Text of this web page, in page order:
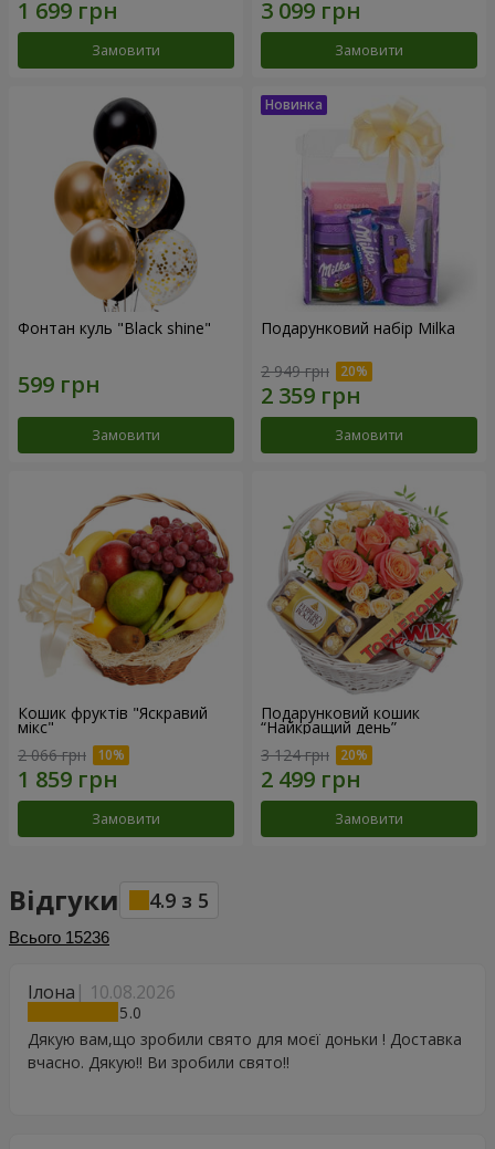
Замовити Замовити
Фонтан куль "Black shine"
Замовити
Подарунковий набір Milka
2 949 грн
Замовити
Кошик фруктів "Яскравий
мікс"
2 066 грн
Замовити
Подарунковий кошик
“Найкращий день”
3 124 грн
Замовити
Відгуки 4.9 з 5
Всього 15236
Ілона 10.08.2026
5
Дякую вам,що зробили свято для моєї доньки ! Доставка
вчасно. Дякую!! Ви зробили свято!!